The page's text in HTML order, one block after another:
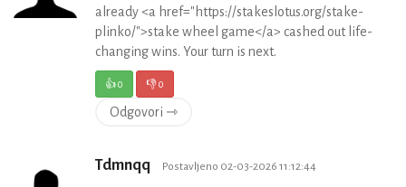
already <a href="https://stakeslotus.org/stake-
plinko/">stake wheel game</a> cashed out life-
changing wins. Your turn is next.
👍0 👎0
Odgovori ⇾
Tdmnqq Postavljeno 02-03-2026 11:12:44